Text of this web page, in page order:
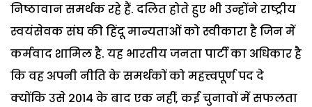
निष्ठावान समर्थक रहे हैं. दलित होते हुए भी उन्होंने राष्ट्रीय
स्वयंसेवक संघ की हिंदू मान्यताओं को स्वीकारा है जिन में
कर्मवाद शामिल है. यह भारतीय जनता पार्टी का अधिकार है
कि वह अपनी नीति के समर्थकों को महत्त्वपूर्ण पद दे
क्योंकि उसे 2014 के बाद एक नहीं, कई चुनावों में सफलता